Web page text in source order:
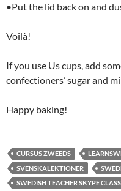
•Put the lid back on and
Voilà!
If you use Us cups, add
confectioners’ sugar and
Happy baking!
CURSUS ZWEEDS
SVENSKALEKTIONER
SWEDISH TEACHER SKYPE